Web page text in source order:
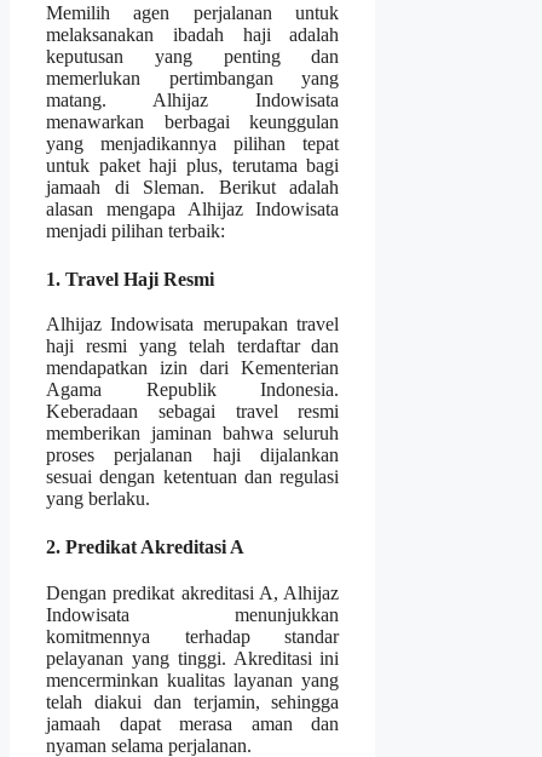
Memilih agen perjalanan untuk
melaksanakan ibadah haji adalah
keputusan yang penting dan
memerlukan pertimbangan yang
matang. Alhijaz Indowisata
menawarkan berbagai keunggulan
yang menjadikannya pilihan tepat
untuk paket haji plus, terutama bagi
jamaah di Sleman. Berikut adalah
alasan mengapa Alhijaz Indowisata
menjadi pilihan terbaik:
1. Travel Haji Resmi
Alhijaz Indowisata merupakan travel
haji resmi yang telah terdaftar dan
mendapatkan izin dari Kementerian
Agama Republik Indonesia.
Keberadaan sebagai travel resmi
memberikan jaminan bahwa seluruh
proses perjalanan haji dijalankan
sesuai dengan ketentuan dan regulasi
yang berlaku.
2. Predikat Akreditasi A
Dengan predikat akreditasi A, Alhijaz
Indowisata menunjukkan
komitmennya terhadap standar
pelayanan yang tinggi. Akreditasi ini
mencerminkan kualitas layanan yang
telah diakui dan terjamin, sehingga
jamaah dapat merasa aman dan
nyaman selama perjalanan.